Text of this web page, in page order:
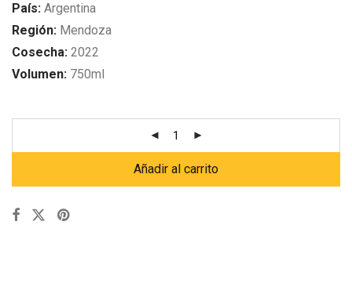
País: Argentina
Región: Mendoza
Cosecha: 2022
Volumen: 750ml
Añadir al carrito